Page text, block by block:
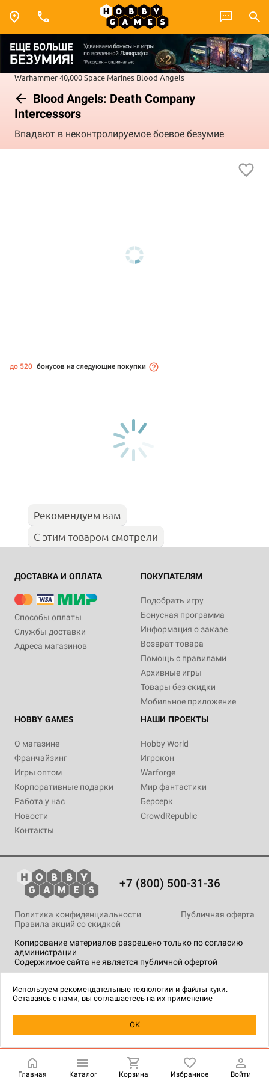
Warhammer 40,000Space Marines Blood Angels
Blood Angels: Death Company
Intercessors
Впадают в неконтролируемое боевое безумие
Уведомить о наличии
до 520 бонусов на следующие покупки
Рекомендуем вам
С этим товаром смотрели
ДОСТАВКА И ОПЛАТА
Способы оплаты
Службы доставки
Адреса магазинов
ПОКУПАТЕЛЯМ
Подобрать игру
Бонусная программа
Информация о заказе
Возврат товара
Помощь с правилами
Архивные игры
Товары без скидки
Мобильное приложение
HOBBY GAMES
О магазине
Франчайзинг
Игры оптом
Корпоративные подарки
Работа у нас
Новости
Контакты
НАШИ ПРОЕКТЫ
Hobby World
Игрокон
Warforge
Мир фантастики
Берсерк
CrowdRepublic
+7 (800) 500-31-36
Копирование материалов разрешено только по согласию
администрации
Содержимое сайта не является публичной офертой
Политика конфиденциальности
Публичная оферта
Правила акций со скидкой
технологии.
Главная Каталог Корзина Избранное Войти
Используем рекомендательные технологии и файлы куки.
Оставаясь с нами, вы соглашаетесь на их применение
OK